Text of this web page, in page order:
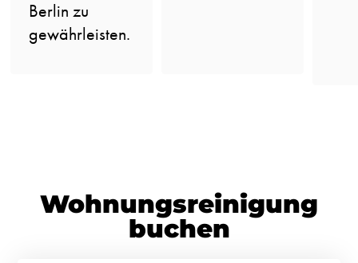
Berlin zu
gewährleisten.
Wohnungsreinigung
buchen